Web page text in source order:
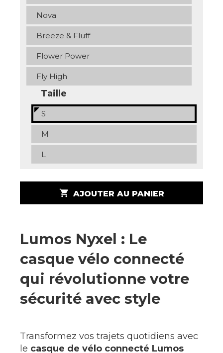
Nova
Breeze & Fluff
Flower Power
Fly High
Taille
S
M
L
shopping_cart AJOUTER AU PANIER
Lumos Nyxel : Le
casque vélo connecté
qui révolutionne votre
sécurité avec style
Transformez vos trajets quotidiens avec
le casque de vélo connecté Lumos